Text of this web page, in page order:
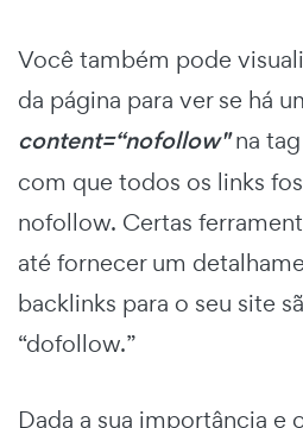
Você também pode
da página para ver se há
content=“nofollow"na tag
com que todos os links
nofollow. Certas
até fornecer um
backlinks para o seu site
“dofollow.”
Dada a sua importância e